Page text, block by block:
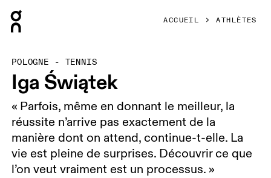
ACCUEIL ATHLÈTES
POLOGNE - TENNIS
Iga Świątek
« Parfois, même en donnant le meilleur, la
réussite n’arrive pas exactement de la
manière dont on attend, continue-t-elle. La
vie est pleine de surprises. Découvrir ce que
l’on veut vraiment est un processus. »